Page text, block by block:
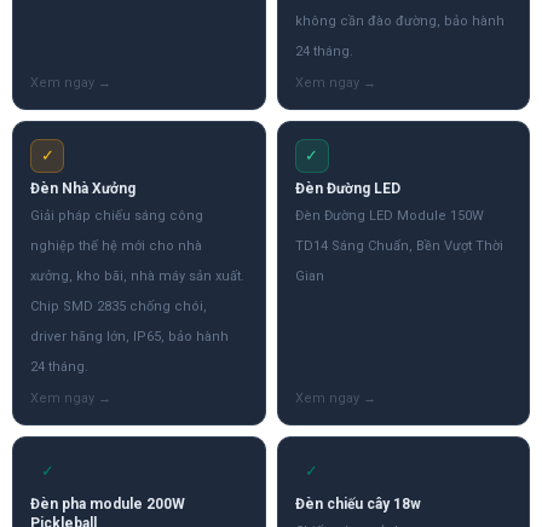
không cần đào đường, bảo hành
24 tháng.
✓
Đèn Nhà Xưởng
Giải pháp chiếu sáng công
nghiệp thế hệ mới cho nhà
xưởng, kho bãi, nhà máy sản xuất.
Chip SMD 2835 chống chói,
driver hãng lớn, IP65, bảo hành
24 tháng.
✓
Đèn Đường LED
Đèn Đường LED Module 150W
TD14 Sáng Chuẩn, Bền Vượt Thời
Gian
✓
Đèn pha module 200W
Pickleball
✓
Đèn chiếu cây 18w